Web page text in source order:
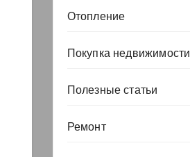
Отопление
Покупка недвижимости
Полезные статьи
Ремонт